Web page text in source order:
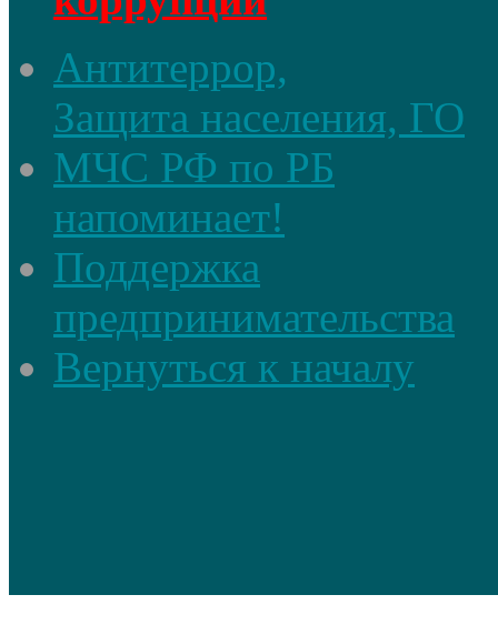
Антитеррор,
Защита населения, ГО
МЧС РФ по РБ
напоминает!
Поддержка
предпринимательства
Вернуться к началу